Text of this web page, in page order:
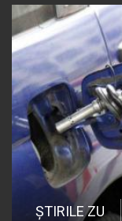
ȘTIRILE ZU